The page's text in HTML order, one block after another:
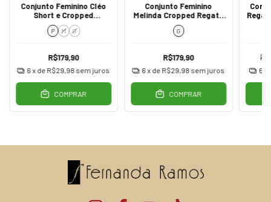
Conjunto Feminino Cléo
Short e Cropped
Alongado Verde
P M G
R$179,90
6x de R$29,98 sem juros
COMPRAR
Conjunto Feminino
Melinda Cropped Regata
e Short Verde
G
R$179,90
6 x de R$29,98 sem juros
COMPRAR
6